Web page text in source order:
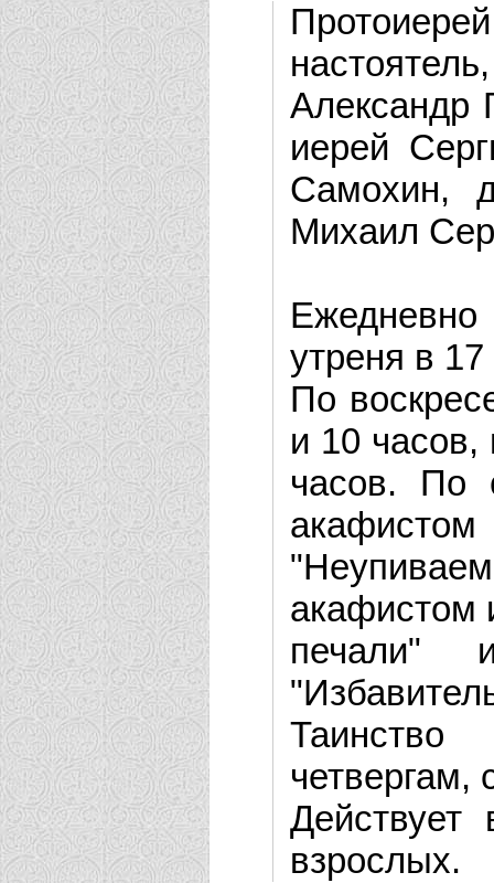
Александр
иерей
Самохин,
Михаил
утреня в
По
и 10
часов. По
акафистом
печали"
четвергам,
взрослых.